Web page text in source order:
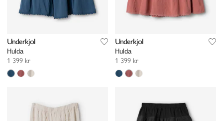
Underkjol
Hulda
1 399 kr
Underkjol
Hulda
1 399 kr